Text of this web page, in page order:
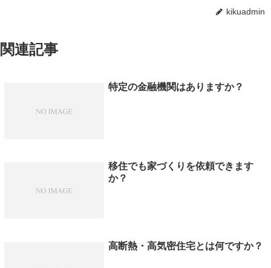
kikuadmin
関連記事
特定の金融機関はありますか？
移住でも家づくりを依頼できます
か？
高断熱・高気密住宅とは何ですか？